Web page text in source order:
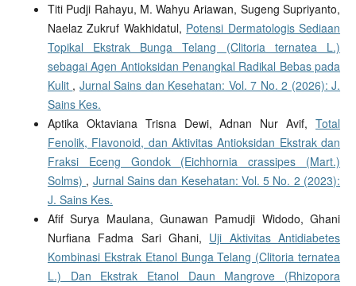
Titi Pudji Rahayu, M. Wahyu Ariawan, Sugeng Supriyanto,
Naelaz Zukruf Wakhidatul, Potensi Dermatologis Sediaan
Topikal Ekstrak Bunga Telang (Clitoria ternatea L.)
sebagai Agen Antioksidan Penangkal Radikal Bebas pada
Kulit , Jurnal Sains dan Kesehatan: Vol. 7 No. 2 (2026): J.
Sains Kes.
Aptika Oktaviana Trisna Dewi, Adnan Nur Avif,Total
Fenolik, Flavonoid, dan Aktivitas Antioksidan Ekstrak dan
Fraksi Eceng Gondok (Eichhornia crassipes (Mart.)
Solms) , Jurnal Sains dan Kesehatan: Vol. 5 No. 2 (2023):
J. Sains Kes.
Afif Surya Maulana, Gunawan Pamudji Widodo, Ghani
Nurfiana Fadma Sari Ghani, Uji Aktivitas Antidiabetes
Kombinasi Ekstrak Etanol Bunga Telang (Clitoria ternatea
L.) Dan Ekstrak Etanol Daun Mangrove (Rhizopora